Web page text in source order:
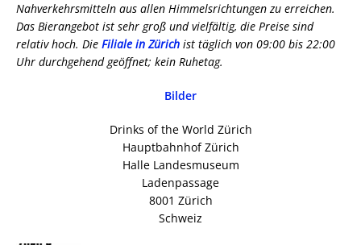
Nahverkehrsmitteln aus allen Himmelsrichtungen zu erreichen.
Das Bierangebot ist sehr groß und vielfältig, die Preise sind
relativ hoch. Die Filiale in Zürich ist täglich von 09:00 bis 22:00
Uhr durchgehend geöffnet; kein Ruhetag.
Bilder
Drinks of the World Zürich
Hauptbahnhof Zürich
Halle Landesmuseum
Ladenpassage
8001 Zürich
Schweiz